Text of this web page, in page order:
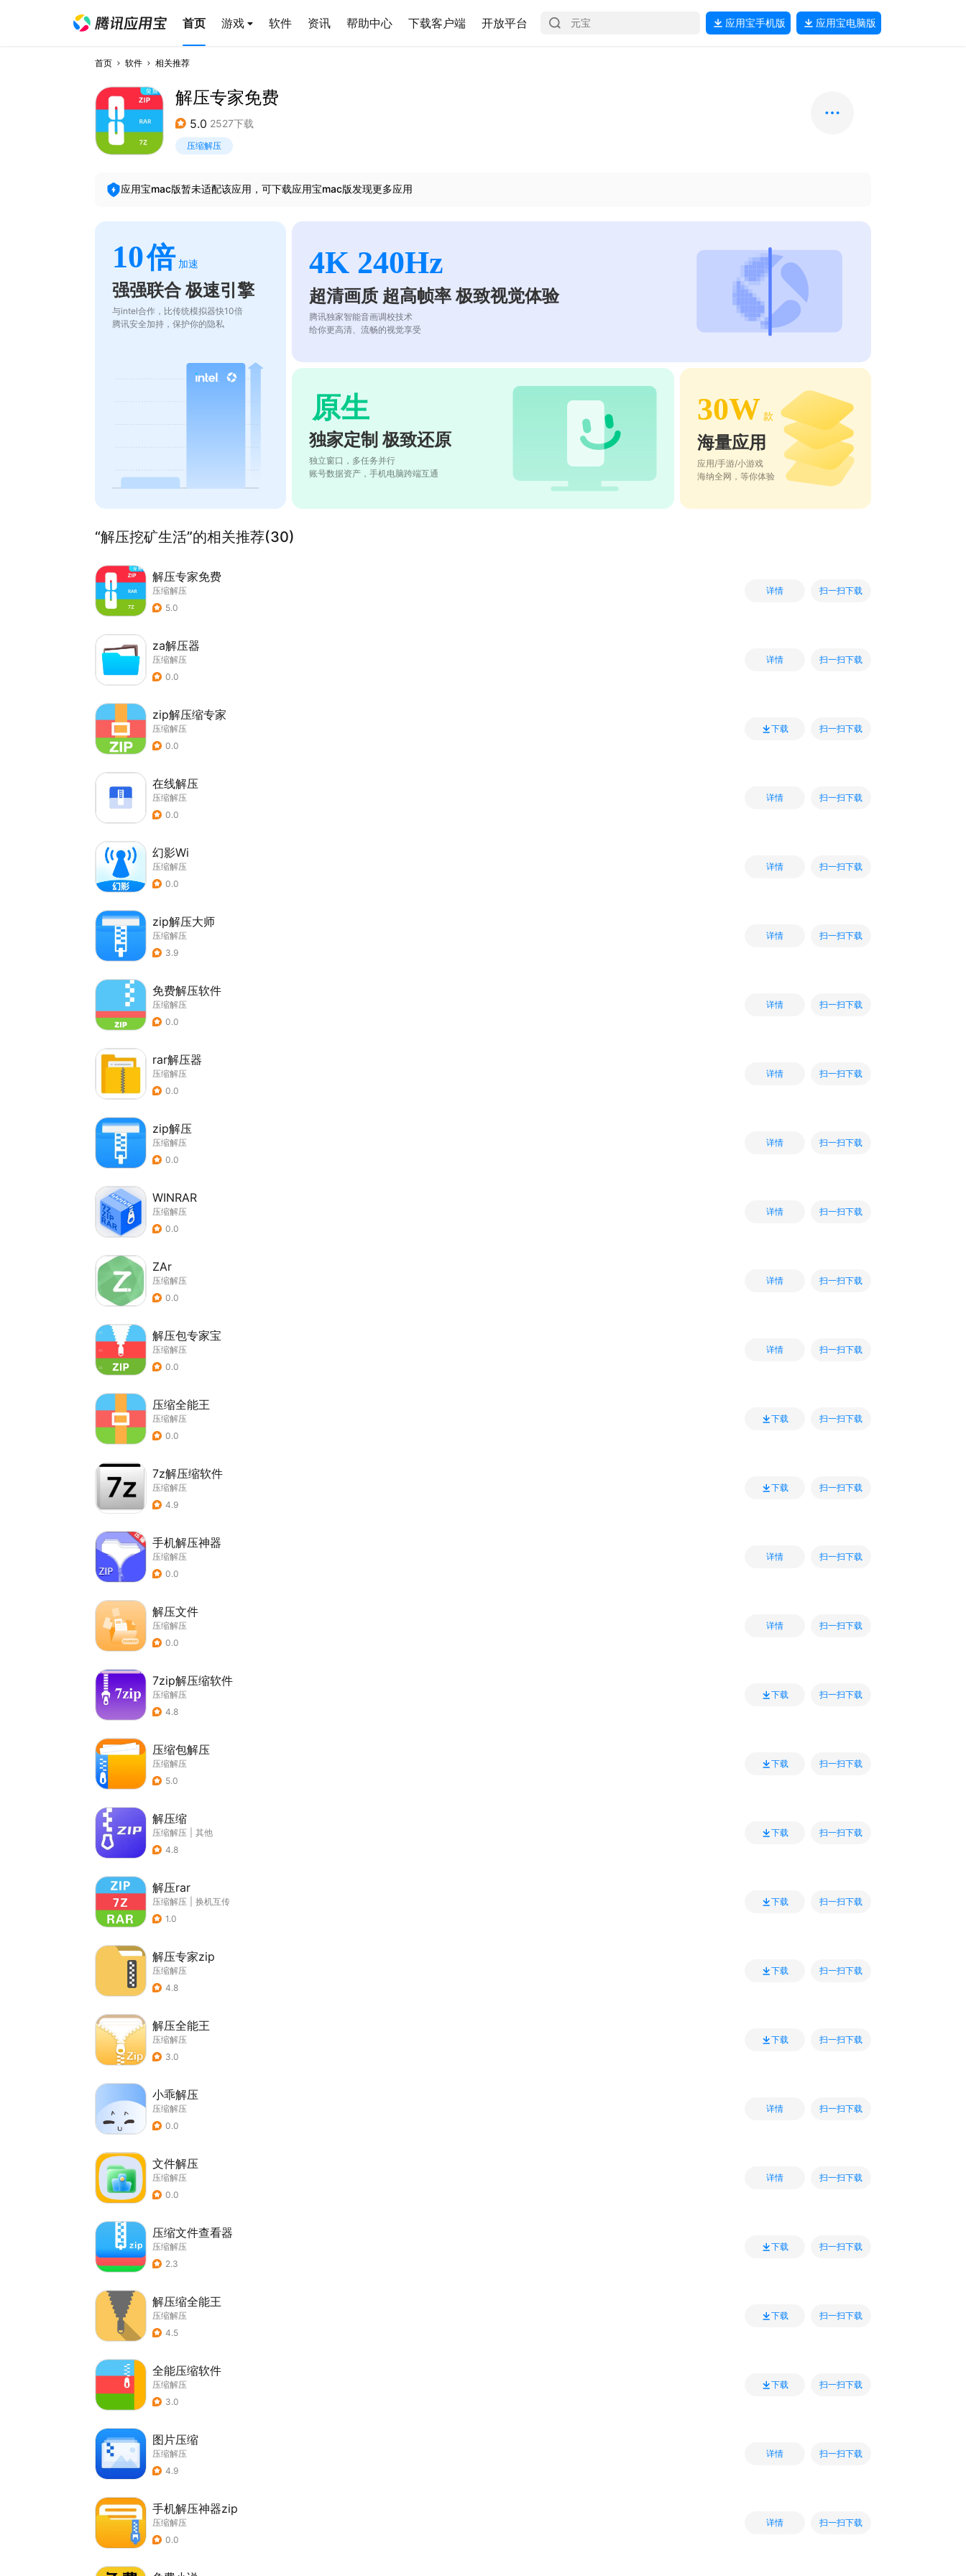
首页 游戏 软件 资讯 帮助中心 下载客户端 开放平台 应用宝手机版 应用宝电脑版
首页 软件 相关推荐
解压专家免费
5.0 2527下载
压缩解压
应用宝mac版暂未适配该应用，可下载应用宝mac版发现更多应用
10倍 加速
强强联合 极速引擎
与intel合作，比传统模拟器快10倍
腾讯安全加持，保护你的隐私
4K 240Hz
超清画质 超高帧率 极致视觉体验
腾讯独家智能音画调校技术
给你更高清、流畅的视觉享受
原生
独家定制 极致还原
独立窗口，多任务并行
账号数据资产，手机电脑跨端互通
30W 款
海量应用
应用/手游/小游戏
海纳全网，等你体验
“解压挖矿生活”的相关推荐(30)
解压专家免费
压缩解压
5.0
详情 扫一扫下载
za解压器
压缩解压
0.0
详情 扫一扫下载
zip解压缩专家
压缩解压
0.0
下载 扫一扫下载
在线解压
压缩解压
0.0
详情 扫一扫下载
幻影Wi
压缩解压
0.0
详情 扫一扫下载
zip解压大师
压缩解压
3.9
详情 扫一扫下载
免费解压软件
压缩解压
0.0
详情 扫一扫下载
rar解压器
压缩解压
0.0
详情 扫一扫下载
zip解压
压缩解压
0.0
详情 扫一扫下载
WINRAR
压缩解压
0.0
详情 扫一扫下载
ZAr
压缩解压
0.0
详情 扫一扫下载
解压包专家宝
压缩解压
0.0
详情 扫一扫下载
压缩全能王
压缩解压
0.0
下载 扫一扫下载
7z解压缩软件
压缩解压
4.9
下载 扫一扫下载
手机解压神器
压缩解压
0.0
详情 扫一扫下载
解压文件
压缩解压
0.0
详情 扫一扫下载
7zip解压缩软件
压缩解压
4.8
下载 扫一扫下载
压缩包解压
压缩解压
5.0
下载 扫一扫下载
解压缩
压缩解压
其他
4.8
下载 扫一扫下载
解压rar
压缩解压
换机互传
1.0
下载 扫一扫下载
解压专家zip
压缩解压
4.8
下载 扫一扫下载
解压全能王
压缩解压
3.0
下载 扫一扫下载
小乖解压
压缩解压
0.0
详情 扫一扫下载
文件解压
压缩解压
0.0
详情 扫一扫下载
压缩文件查看器
压缩解压
2.3
下载 扫一扫下载
解压缩全能王
压缩解压
4.5
下载 扫一扫下载
全能压缩软件
压缩解压
3.0
下载 扫一扫下载
图片压缩
压缩解压
4.9
详情 扫一扫下载
手机解压神器zip
压缩解压
0.0
详情 扫一扫下载